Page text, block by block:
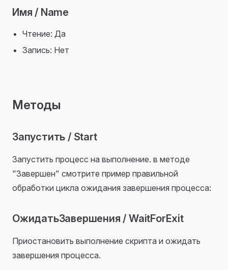
Имя / Name
Чтение: Да
Запись: Нет
Методы
Запустить / Start
Запустить процесс на выполнение. в методе
"Завершен" смотрите пример правильной
обработки цикла ожидания завершения процесса:
ОжидатьЗавершения / WaitForExit
Приостановить выполнение скрипта и ожидать
завершения процесса.